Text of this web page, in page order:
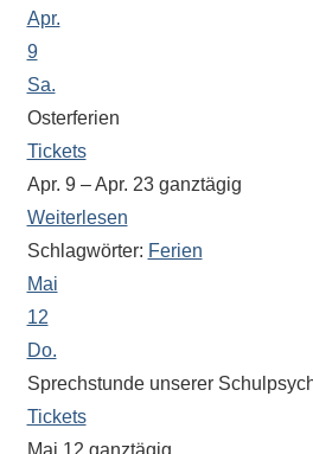
Sportwettkampf,
Musik-
oder
oder
Reise
–
unsere
Schülerinnen
und
Schüler
sind
dabei!
Sollten
Apr.
9
Sa.
Osterferien
Tickets
Apr. 9 – Apr. 23 ganztägig
Weiterlesen
Schlagwörter: Ferien
Mai
12
Do.
Sprechstunde unserer
Tickets
Mai 12 ganztägig